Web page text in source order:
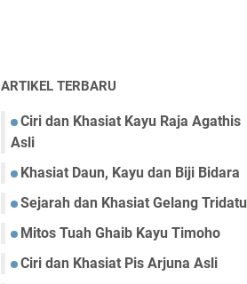
ARTIKEL TERBARU
Ciri dan Khasiat Kayu Raja Agathis
Asli
Khasiat Daun, Kayu dan Biji Bidara
Sejarah dan Khasiat Gelang Tridatu
Mitos Tuah Ghaib Kayu Timoho
Ciri dan Khasiat Pis Arjuna Asli